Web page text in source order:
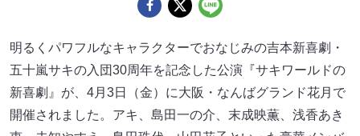
明るくパワフルなキャラクターでおなじみの吉本新喜劇・
五十嵐サキの入団30周年を記念した公演『サキワールドの
新喜劇』が、4月3日（金）に大阪・なんばグランド花月で
開催されました。アキ、島田一の介、末成映薫、浅香あき